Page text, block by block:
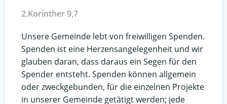
2.Korinther 9,7
Unsere Gemeinde lebt von freiwilligen Spenden.
Spenden ist eine Herzensangelegenheit und wir
glauben daran, dass daraus ein Segen für den
Spender entsteht. Spenden können allgemein
oder zweckgebunden, für die einzelnen Projekte
in unserer Gemeinde getätigt werden; jede